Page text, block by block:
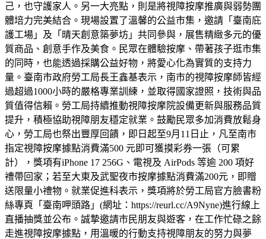
己，也守護家人。另一大亮點，則是將視障按摩推廣與弱勢團
體培力完美結合。現場設置了溫馨的公益市集，邀請「臺南庇
護工場」及「晴天創意築夢坊」共同參與，展售精緻多元的優
質商品、創意手作及美食。民眾在體驗按摩、帶著孩子逛市集
的同時，也能透過採購公益好物，將愛心化為實質的支持力
量。臺南市政府勞工局長王鑫基表示，南市的視障按摩師皆經
過超過1000小時的嚴格專業訓練，並取得國家證照，技術與品
質值得信賴。勞工局持續推動視障按摩院設備更新與服務品質
提升，積極協助視障朋友穩定就業。鼓勵民眾多加消費放鬆身
心，勞工局也祭出豐厚回饋，即日起至9月11日止，凡至南市
指定視障按摩據點消費滿500 元即可獲摸彩券一張（可累
計），獎項有iPhone 17 256G、電視及 AirPods 等逾 200 項好
禮帶回家；若至大東及武聖夜市按摩據點消費滿200元，即贈
送限量小禮物。就業促進科表示，獎項將於勞工局官方臉書粉
絲專頁「臺南呷頭路」(網址：https://reurl.cc/A9Nyne)進行線上
直播抽獎並公布。誠摯邀請市民朋友與遊客，在工作忙碌之餘
走進視障按摩據點，用溫暖的行動支持視障朋友的努力與夢